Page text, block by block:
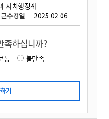
자치행정계
수정일 2025-02-06
족하십니까?
통
불만족